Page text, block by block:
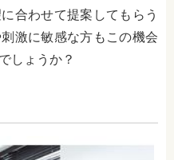
合わせて提案してもらう
激に敏感な方もこの機会
しょうか？